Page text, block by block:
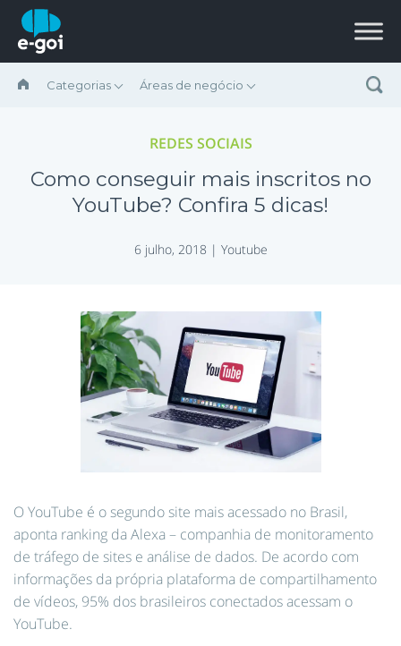
Ir para o conteúdo
Categorias Áreas de negócio
REDES SOCIAIS
Como conseguir mais inscritos no
YouTube? Confira 5 dicas!
6 julho, 2018 | Youtube
O YouTube é o segundo site mais acessado no Brasil,
aponta ranking da Alexa – companhia de monitoramento
de tráfego de sites e análise de dados. De acordo com
informações da própria plataforma de compartilhamento
de vídeos, 95% dos brasileiros conectados acessam o
YouTube.